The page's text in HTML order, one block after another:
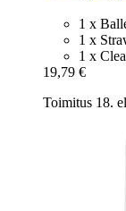
1 x
1 x
1 x
19,79 €
Toimitus 18.